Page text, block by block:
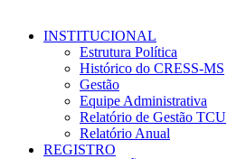
INSTITUCIONAL
Estrutura Política
Histórico do CRESS-MS
Gestão
Equipe Administrativa
Relatório de Gestão TCU
Relatório Anual
REGISTRO